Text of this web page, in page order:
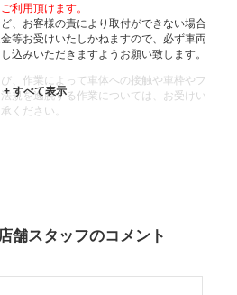
利用頂けます。
、お客様の責により取付ができない場合
等お受けいたしかねますので、必ず車両
込みいただきますようお願い致します。
、作業によって車体への接触や車枠やフ
規を逸脱する作業については、お受けい
ください。
舗スタッフのコメント